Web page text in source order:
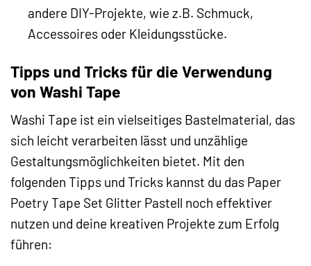
andere DIY-Projekte, wie z.B. Schmuck,
Accessoires oder Kleidungsstücke.
Tipps und Tricks für die Verwendung
von Washi Tape
Washi Tape ist ein vielseitiges Bastelmaterial, das
sich leicht verarbeiten lässt und unzählige
Gestaltungsmöglichkeiten bietet. Mit den
folgenden Tipps und Tricks kannst du das Paper
Poetry Tape Set Glitter Pastell noch effektiver
nutzen und deine kreativen Projekte zum Erfolg
führen: